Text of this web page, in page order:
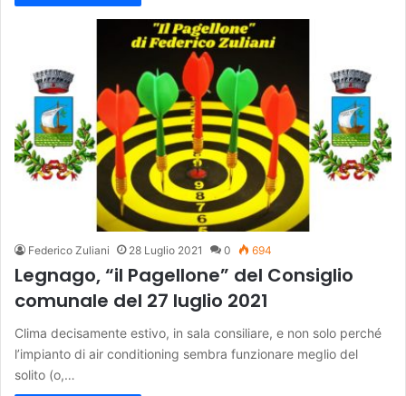
Federico Zuliani 28 Luglio 2021 0 694
Legnago, “il Pagellone” del Consiglio
comunale del 27 luglio 2021
Clima decisamente estivo, in sala consiliare, e non solo perché
l’impianto di air conditioning sembra funzionare meglio del
solito (o,…